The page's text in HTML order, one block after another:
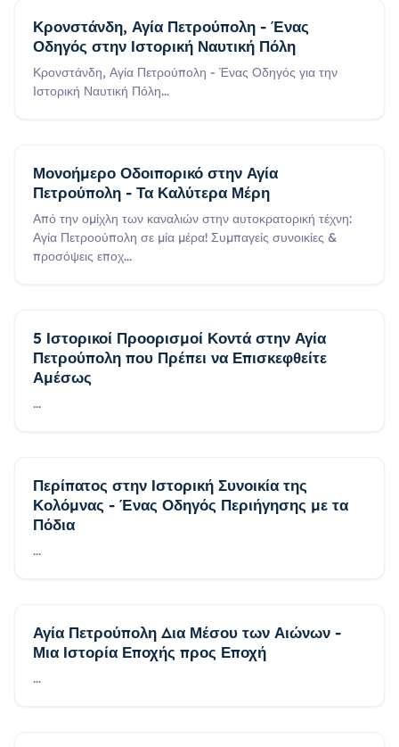
Κρονστάνδη, Αγία Πετρούπολη - Ένας
Οδηγός στην Ιστορική Ναυτική Πόλη
Κρονστάνδη, Αγία Πετρούπολη - Ένας Οδηγός για την
Ιστορική Ναυτική Πόλη...
Μονοήμερο Οδοιπορικό στην Αγία
Πετρούπολη - Τα Καλύτερα Μέρη
Από την ομίχλη των καναλιών στην αυτοκρατορική τέχνη:
Αγία Πετροούπολη σε μία μέρα! Συμπαγείς συνοικίες &
προσόψεις εποχ...
5 Ιστορικοί Προορισμοί Κοντά στην Αγία
Πετρούπολη που Πρέπει να Επισκεφθείτε
Αμέσως
...
Περίπατος στην Ιστορική Συνοικία της
Κολόμνας - Ένας Οδηγός Περιήγησης με τα
Πόδια
...
Αγία Πετρούπολη Δια Μέσου των Αιώνων -
Μια Ιστορία Εποχής προς Εποχή
...